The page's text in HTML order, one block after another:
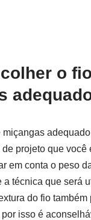
o
miçangas
projeto que você
em conta o peso
a técnica que será
do fio também
isso é